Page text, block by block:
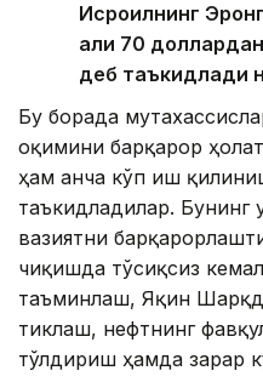
Исроилнинг
ҳали 70
деб таъкидлади
Бу борада
оқимини барқарор
ҳам анча кўп иш
таъкидладилар. Бунинг
вазиятни
чиқишда тўсиқсиз
таъминлаш, Яқин
тиклаш, нефтнинг
тўлдириш ҳамда зарар